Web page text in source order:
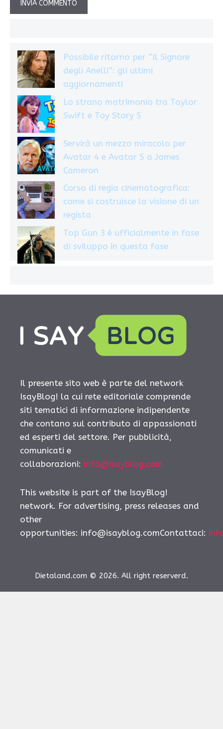
Possibile ritorno per “Il Signore
degli Anelli”: gli ultimi
aggiornamenti
Lo strano matrimonio tra Taylor
Swift e Toy Story 5
Servirà un mezzo miracolo per
Avatar 4 e Avatar 5 a James
Cameron
Corso di regia cinematografica:
come si costruisce la visione di un
regista
Top Gun 3 è ufficialmente in fase
di sviluppo in questa fase
Il presente sito web è parte del network
IsayBlog! la cui rete editoriale comprende
siti tematici di informazione indipendente
che contano sul contributo di appassionati
ed esperti del settore. Per pubblicità,
comunicati e
collaborazioni: info@isayblog.com
This website is part of the IsayBlog!
network. For advertising, press releases and
other
opportunities: info@isayblog.comContattaci:
Dietaland.com © 2026. All right reserverd.